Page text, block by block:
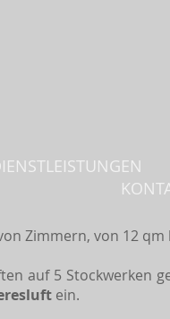
Zimmern, von 12 qm
auf 5 Stockwerken
ein.